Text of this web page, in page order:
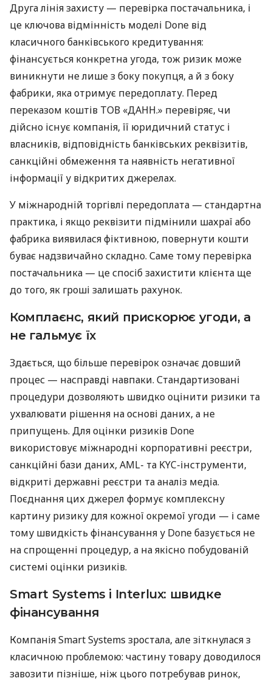
Друга лінія захисту — перевірка постачальника, і
це ключова відмінність моделі Done від
класичного банківського кредитування:
фінансується конкретна угода, тож ризик може
виникнути не лише з боку покупця, а й з боку
фабрики, яка отримує передоплату. Перед
переказом коштів ТОВ «ДАНН.» перевіряє, чи
дійсно існує компанія, її юридичний статус і
власників, відповідність банківських реквізитів,
санкційні обмеження та наявність негативної
інформації у відкритих джерелах.
У міжнародній торгівлі передоплата — стандартна
практика, і якщо реквізити підмінили шахраї або
фабрика виявилася фіктивною, повернути кошти
буває надзвичайно складно. Саме тому перевірка
постачальника — це спосіб захистити клієнта ще
до того, як гроші залишать рахунок.
Комплаєнс, який прискорює угоди, а
не гальмує їх
Здається, що більше перевірок означає довший
процес — насправді навпаки. Стандартизовані
процедури дозволяють швидко оцінити ризики та
ухвалювати рішення на основі даних, а не
припущень. Для оцінки ризиків Done
використовує міжнародні корпоративні реєстри,
санкційні бази даних, AML- та KYC-інструменти,
відкриті державні реєстри та аналіз медіа.
Поєднання цих джерел формує комплексну
картину ризику для кожної окремої угоди — і саме
тому швидкість фінансування у Done базується не
на спрощенні процедур, а на якісно побудованій
системі оцінки ризиків.
Smart Systems і Interlux: швидке
фінансування
Компанія Smart Systems зростала, але зіткнулася з
класичною проблемою: частину товару доводилося
завозити пізніше, ніж цього потребував ринок,